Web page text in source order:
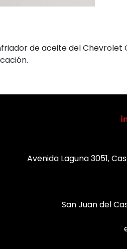
de aceite del Chevrolet
Avenida Laguna 3051,
San Juan del